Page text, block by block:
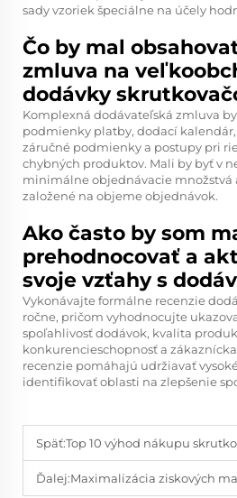
sady vzoriek špeciálne na účely
Čo by mal
zmluva na
dodávky
Komplexná dodávateľská zmluva
podmienky platby, dodací
záručné podmienky a postupy pri
chybných produktov. Mali by byť v
minimálne objednávacie množstvá
založené na objeme objednávok.
Ako často by som
prehodnocovať a
svoje vzťahy s
Vykonávajte formálne recenzie
ročne, pričom vyhodnocujte
spoľahlivosť dodávok, kvalita
konkurencieschopnosť a
recenzie pomáhajú udržiavať
identifikovať oblasti na zlepšenie
Späť:Top 10 výhod nákupu
Ďalej:Maximalizácia ziskových marží pomocou